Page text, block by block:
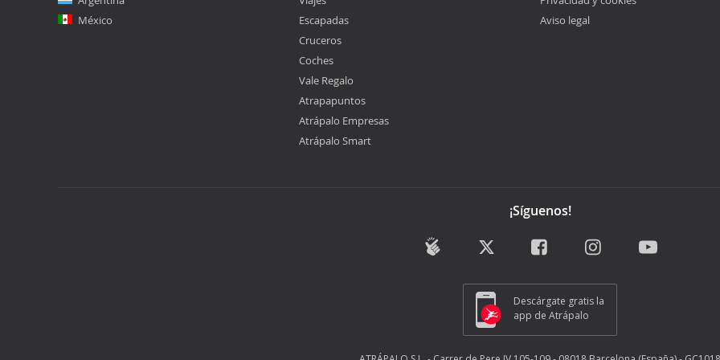
México
Escapadas
Cruceros
Coches
Vale Regalo
Atrapapuntos
Atrápalo Empresas
Atrápalo Smart
Aviso legal
¡Síguenos!
Descárgate gratis la
app de Atrápalo